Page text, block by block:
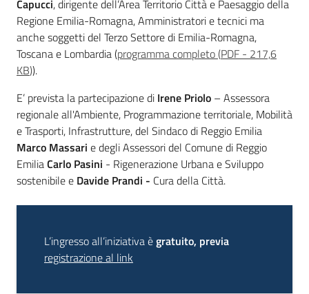
Capucci, dirigente dell’Area Territorio Città e Paesaggio della
Regione Emilia-Romagna, Amministratori e tecnici ma
anche soggetti del Terzo Settore di Emilia-Romagna,
Toscana e Lombardia (programma completo(PDF - 217,6
KB)).
E’ prevista la partecipazione di Irene Priolo – Assessora
regionale all'Ambiente, Programmazione territoriale, Mobilità
e Trasporti, Infrastrutture, del Sindaco di Reggio Emilia
Marco Massari e degli Assessori del Comune di Reggio
EmiliaCarlo Pasini - Rigenerazione Urbana e Sviluppo
sostenibile e Davide Prandi - Cura della Città.
L’ingresso all’iniziativa ègratuito, previa
registrazione al link